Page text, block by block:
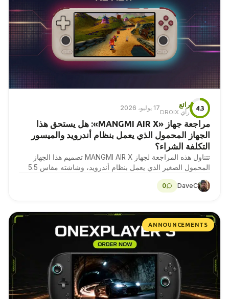
4.3
رائع
رأي DROIX
17 يوليو، 2026
مراجعة جهاز «MANGMI AIR X»: هل يستحق هذا
الجهاز المحمول الذي يعمل بنظام أندرويد والميسور
التكلفة الشراء؟
تتناول هذه المراجعة لجهاز MANGMI AIR X تصميم هذا الجهاز
المحمول الصغير الذي يعمل بنظام أندرويد، وشاشته مقاس 5.5
بوصة بدقة 1080p، وأداء معالج…
DaveC
0
ANNOUNCEMENTS